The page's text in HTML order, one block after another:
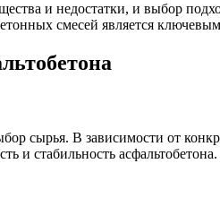
и недостатки, и выбор
смесей является
сырья. В зависимости от
и стабильность асфальтобетона.